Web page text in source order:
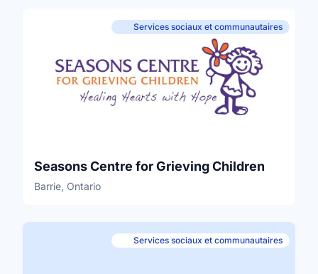
Services sociaux et communautaires
Seasons Centre for Grieving Children
Barrie, Ontario
Services sociaux et communautaires